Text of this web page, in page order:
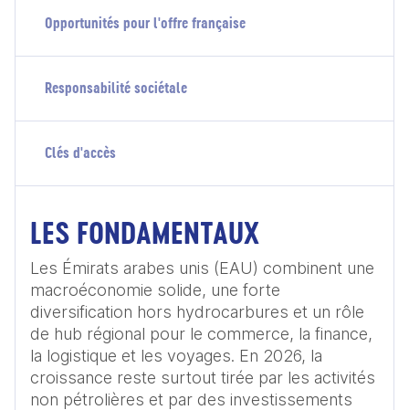
Opportunités pour l'offre française
Responsabilité sociétale
Clés d'accès
LES FONDAMENTAUX
Les Émirats arabes unis (EAU) combinent une
macroéconomie solide, une forte
diversification hors hydrocarbures et un rôle
de hub régional pour le commerce, la finance,
la logistique et les voyages. En 2026, la
croissance reste surtout tirée par les activités
non pétrolières et par des investissements